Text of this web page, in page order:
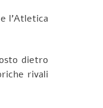
l’Atletica
dietro
rivali